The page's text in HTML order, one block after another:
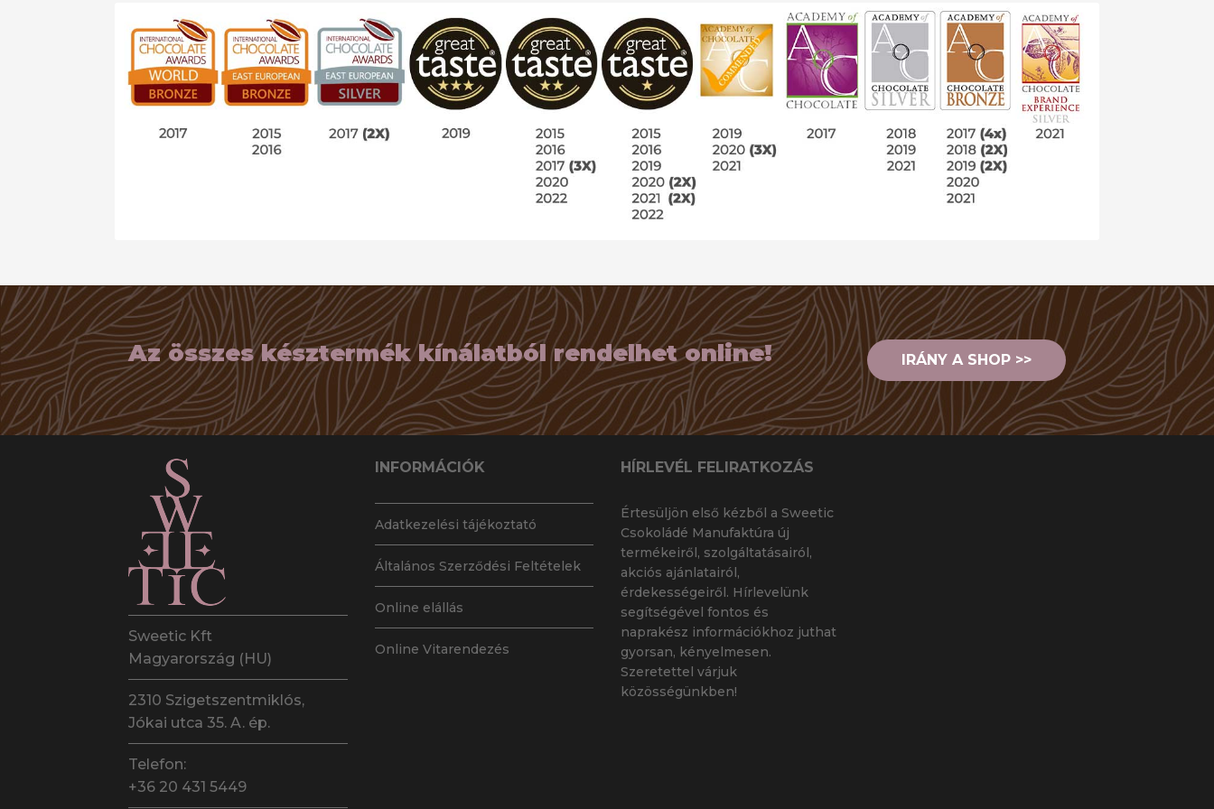
Az összes késztermék kínálatból rendelhet online! IRÁNY A SHOP >>
Sweetic Kft
Magyarország (HU)
2310 Szigetszentmiklós,
Jókai utca 35. A. ép.
Telefon:
+36 20 431 5449
INFORMÁCIÓK
Adatkezelési tájékoztató
Általános Szerződési Feltételek
Online elállás
Online Vitarendezés
HÍRLEVÉL FELIRATKOZÁS
Értesüljön első kézből a Sweetic
Csokoládé Manufaktúra új
termékeiről, szolgáltatásairól,
akciós ajánlatairól,
érdekességeiről. Hírlevelünk
segítségével fontos és
naprakész információkhoz juthat
gyorsan, kényelmesen.
Szeretettel várjuk
közösségünkben!